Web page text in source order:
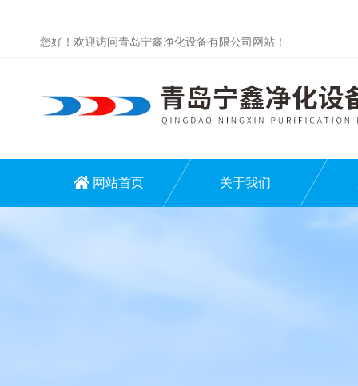
您好！欢迎访问青岛宁鑫净化设备有限公司网站！
网站首页 关于我们